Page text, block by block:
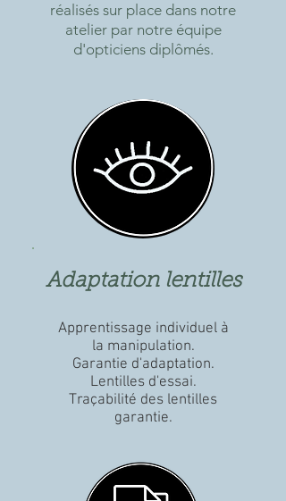
réalisés sur place dans notre
atelier par notre équipe
d'opticiens diplômés.
Adaptation lentilles
Apprentissage individuel à
la manipulation.
Garantie d'adaptation.
Lentilles d'essai.
Traçabilité des lentilles
garantie.